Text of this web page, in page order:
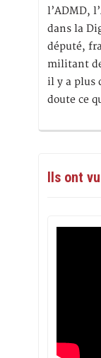
l’ADMD,
dans la
député,
militant
il y a plus
doute ce
Ils ont